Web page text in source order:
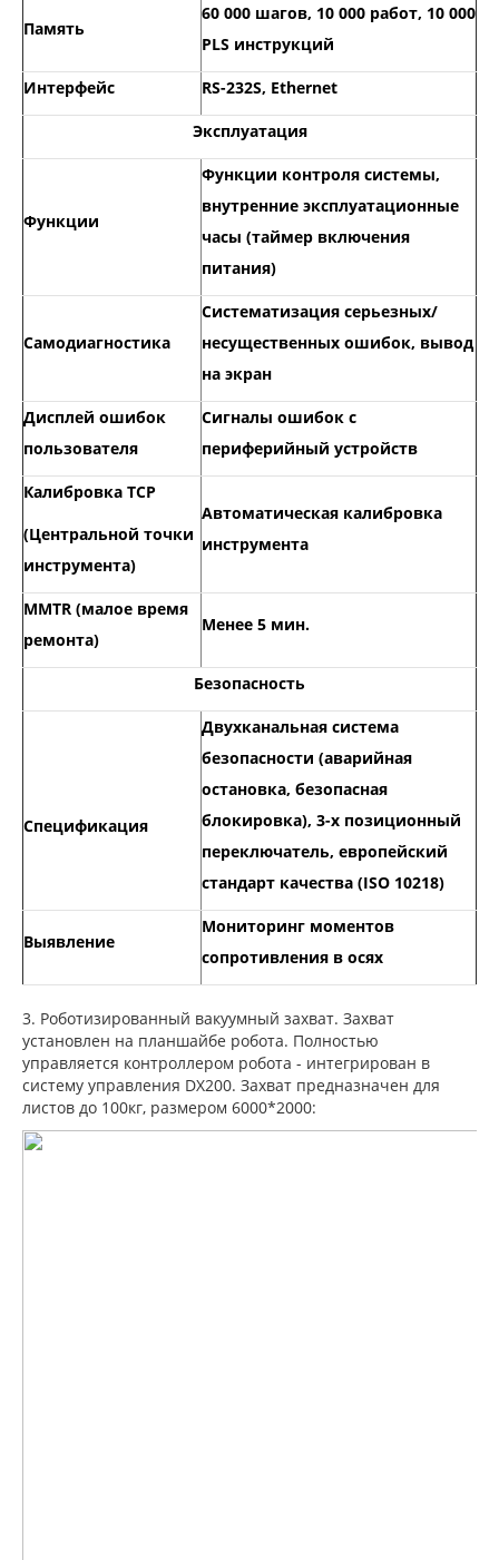
Память
60 000 шагов, 10 000 работ, 10 000
PLS инструкций
Интерфейс RS-232S, Ethernet
Эксплуатация
Функции
Функции контроля системы,
внутренние эксплуатационные
часы (таймер включения
питания)
Самодиагностика
Систематизация серьезных/
несущественных ошибок, вывод
на экран
Дисплей ошибок
пользователя
Сигналы ошибок с
периферийный устройств
Калибровка TCP
(Центральной точки
инструмента)
Автоматическая калибровка
инструмента
MMTR (малое время
ремонта)
Менее 5 мин.
Безопасность
Спецификация
Двухканальная система
безопасности (аварийная
остановка, безопасная
блокировка), 3-х позиционный
переключатель, европейский
стандарт качества (ISO 10218)
Выявление
Мониторинг моментов
сопротивления в осях
3. Роботизированный вакуумный захват. Захват
установлен на планшайбе робота. Полностью
управляется контроллером робота - интегрирован в
систему управления DX200. Захват предназначен для
листов до 100кг, размером 6000*2000: